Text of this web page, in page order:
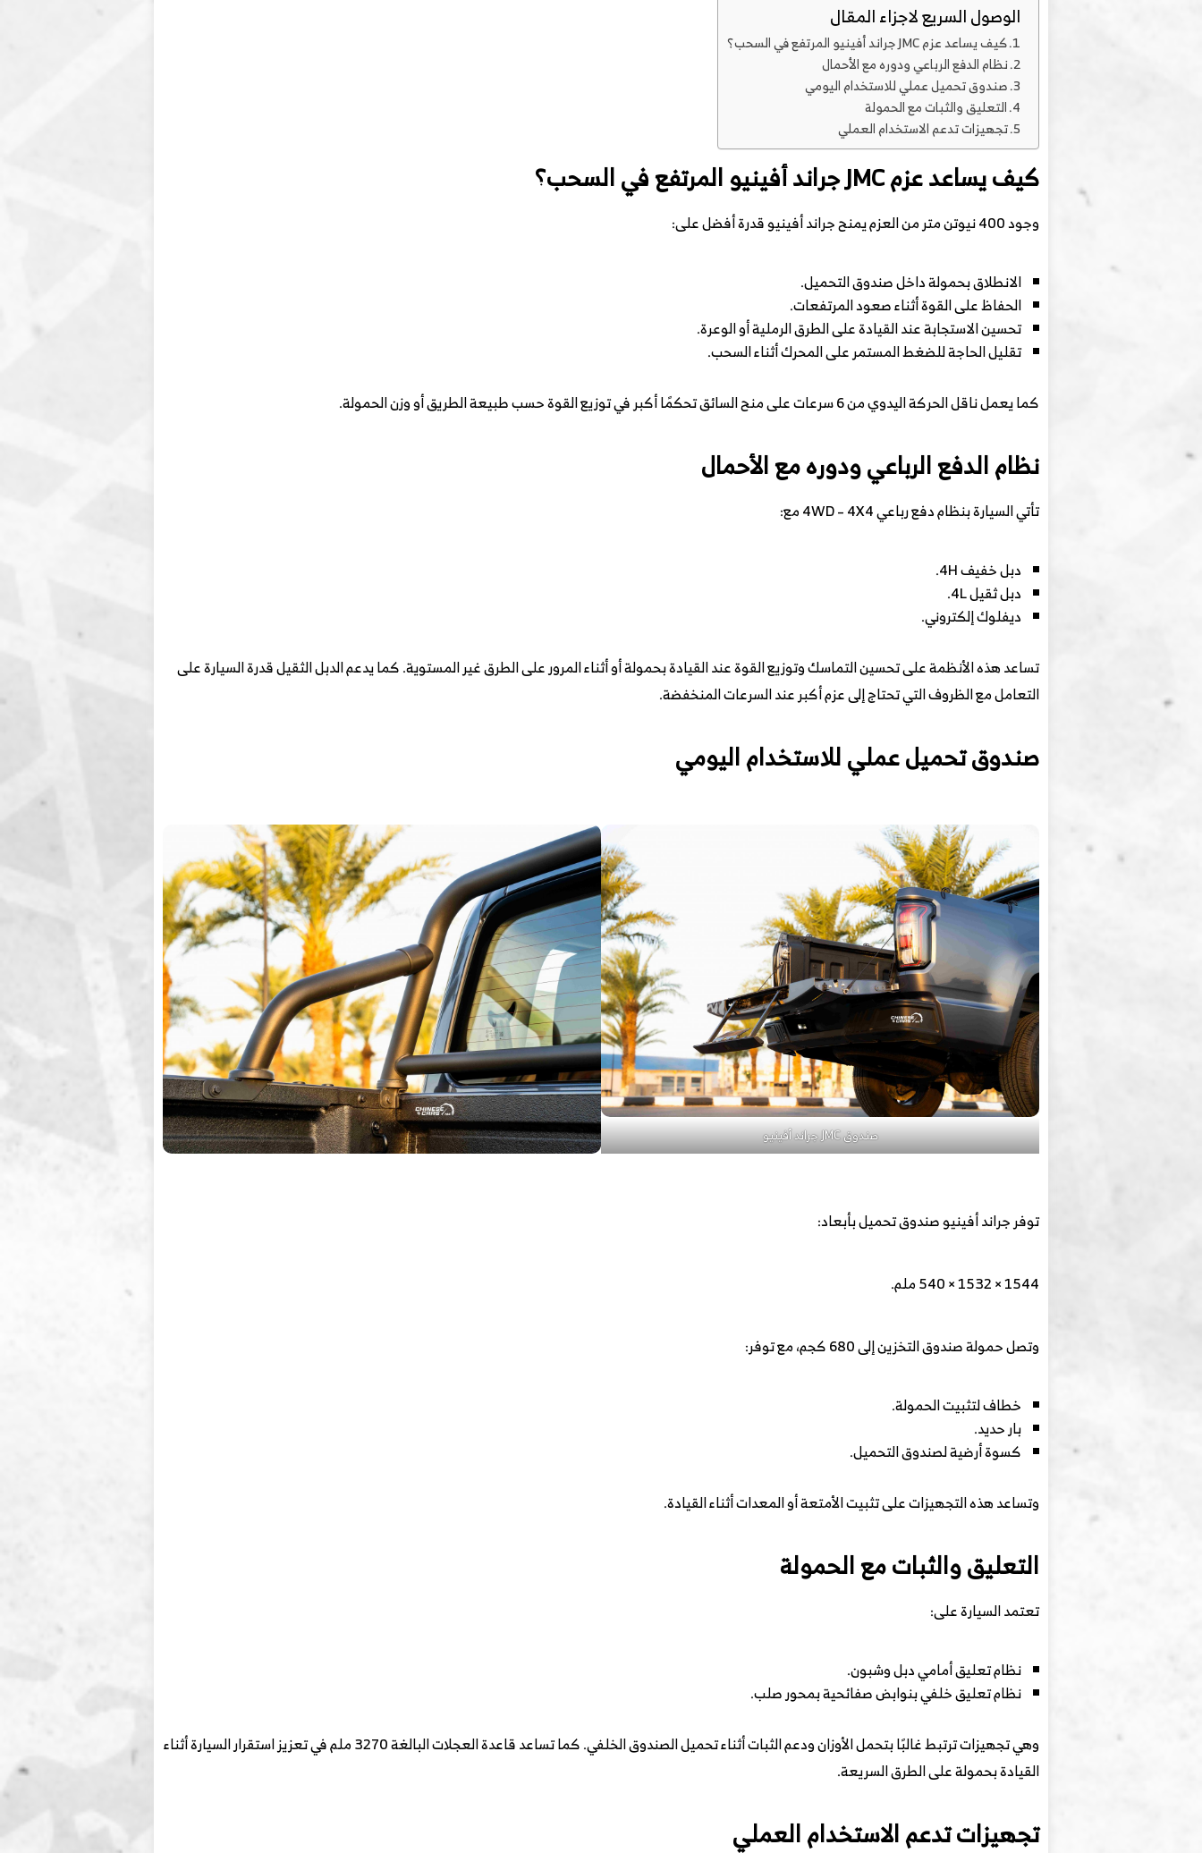
الوصول السريع لاجزاء المقال
كيف يساعد عزم JMC جراند أفينيو المرتفع في السحب؟
نظام الدفع الرباعي ودوره مع الأحمال
صندوق تحميل عملي للاستخدام اليومي
التعليق والثبات مع الحمولة
تجهيزات تدعم الاستخدام العملي
كيف يساعد عزم JMC جراند أفينيو المرتفع في السحب؟
وجود 400 نيوتن متر من العزم يمنح جراند أفينيو قدرة أفضل على:
الانطلاق بحمولة داخل صندوق التحميل.
الحفاظ على القوة أثناء صعود المرتفعات.
تحسين الاستجابة عند القيادة على الطرق الرملية أو الوعرة.
تقليل الحاجة للضغط المستمر على المحرك أثناء السحب.
كما يعمل ناقل الحركة اليدوي من 6 سرعات على منح السائق تحكمًا أكبر في توزيع القوة حسب طبيعة الطريق أو وزن الحمولة.
نظام الدفع الرباعي ودوره مع الأحمال
تأتي السيارة بنظام دفع رباعي 4WD – 4X4 مع:
دبل خفيف 4H.
دبل ثقيل 4L.
ديفلوك إلكتروني.
تساعد هذه الأنظمة على تحسين التماسك وتوزيع القوة عند القيادة بحمولة أو أثناء المرور على الطرق غير المستوية. كما يدعم الدبل الثقيل قدرة السيارة على
التعامل مع الظروف التي تحتاج إلى عزم أكبر عند السرعات المنخفضة.
صندوق تحميل عملي للاستخدام اليومي
صندوق JMC جراند أفينيو
توفر جراند أفينيو صندوق تحميل بأبعاد:
1544 × 1532 × 540 ملم.
وتصل حمولة صندوق التخزين إلى 680 كجم، مع توفر:
خطاف لتثبيت الحمولة.
بار حديد.
كسوة أرضية لصندوق التحميل.
وتساعد هذه التجهيزات على تثبيت الأمتعة أو المعدات أثناء القيادة.
التعليق والثبات مع الحمولة
تعتمد السيارة على:
نظام تعليق أمامي دبل وشبون.
نظام تعليق خلفي بنوابض صفائحية بمحور صلب.
وهي تجهيزات ترتبط غالبًا بتحمل الأوزان ودعم الثبات أثناء تحميل الصندوق الخلفي. كما تساعد قاعدة العجلات البالغة 3270 ملم في تعزيز استقرار السيارة أثناء
القيادة بحمولة على الطرق السريعة.
تجهيزات تدعم الاستخدام العملي